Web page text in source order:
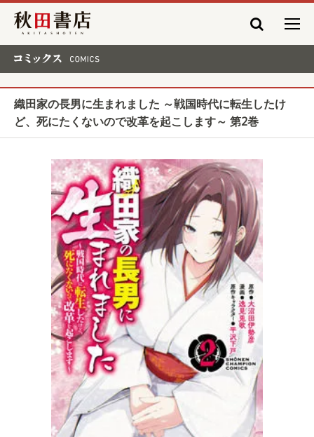
秋田書店
織田家の長男に生まれました ～戦国時代に転生したけ
ど、死にたくないので改革を起こします～ 第2巻